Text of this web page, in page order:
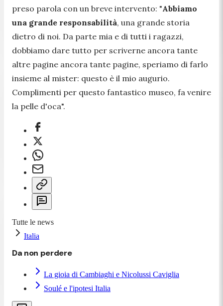
preso parola con un breve intervento: "Abbiamo
una grande responsabilità, una grande storia
dietro di noi. Da parte mia e di tutti i ragazzi,
dobbiamo dare tutto per scriverne ancora tante
altre pagine ancora tante pagine, speriamo di farlo
insieme al mister: questo è il mio augurio.
Complimenti per questo fantastico museo, fa venire
la pelle d'oca".
Tutte le news
Italia
Da non perdere
La gioia di Cambiaghi e Nicolussi Caviglia
Soulé e l'ipotesi Italia